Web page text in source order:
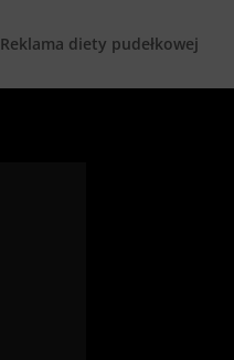
Reklama diety pudełkowej